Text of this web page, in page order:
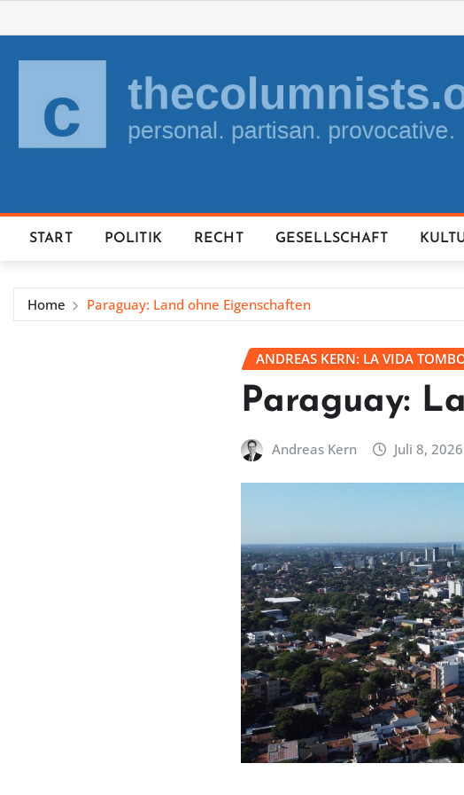
to
content
START POLITIK RECHT GESELLSCHAFT
Home Paraguay: Land ohne Eigenschaften
ANDREAS KERN: LA VIDA
Paraguay:
Andreas Kern Juli 8, 2026